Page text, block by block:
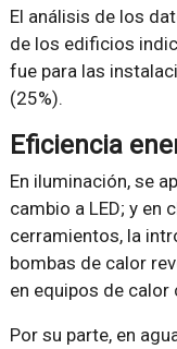
El análisis de los
de los edificios
fue para las
(25%).
Eficiencia
En iluminación, se
cambio a LED; y en
cerramientos, la
bombas de calor
en equipos de
Por su parte, en